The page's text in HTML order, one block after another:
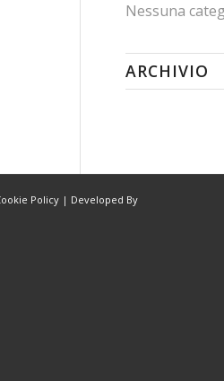
Nessuna
ARCHIVIO
Policy | Developed By